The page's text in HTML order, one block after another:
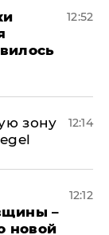
12:52
зону
12:14
–
новой
12:12